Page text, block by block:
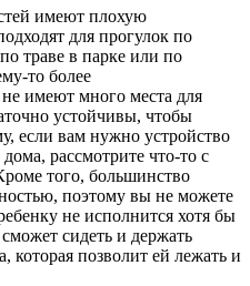
имеют плохую
для прогулок по
траве в парке или по
то более
имеют много места для
устойчивы, чтобы
если вам нужно устройство
рассмотрите что-то с
того, большинство
поэтому вы не можете
не исполнится хотя бы
сидеть и держать
которая позволит ей лежать и